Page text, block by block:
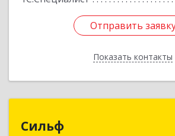
Отправить
Показать контакты
Отправить
Назад
Сильф